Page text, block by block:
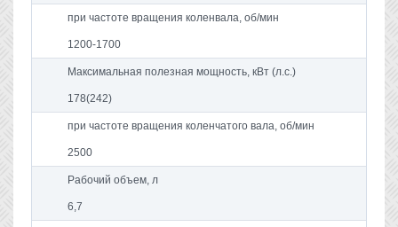
при частоте вращения коленвала, об/мин
1200-1700
Максимальная полезная мощность, кВт (л.с.)
178(242)
при частоте вращения коленчатого вала, об/мин
2500
Рабочий объем, л
6,7